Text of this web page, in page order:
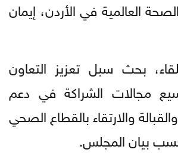
العالمية في الأردن، إيمان
بحث سبل تعزيز التعاون
مجالات الشراكة في دعم
والارتقاء بالقطاع الصحي
بيان المجلس.